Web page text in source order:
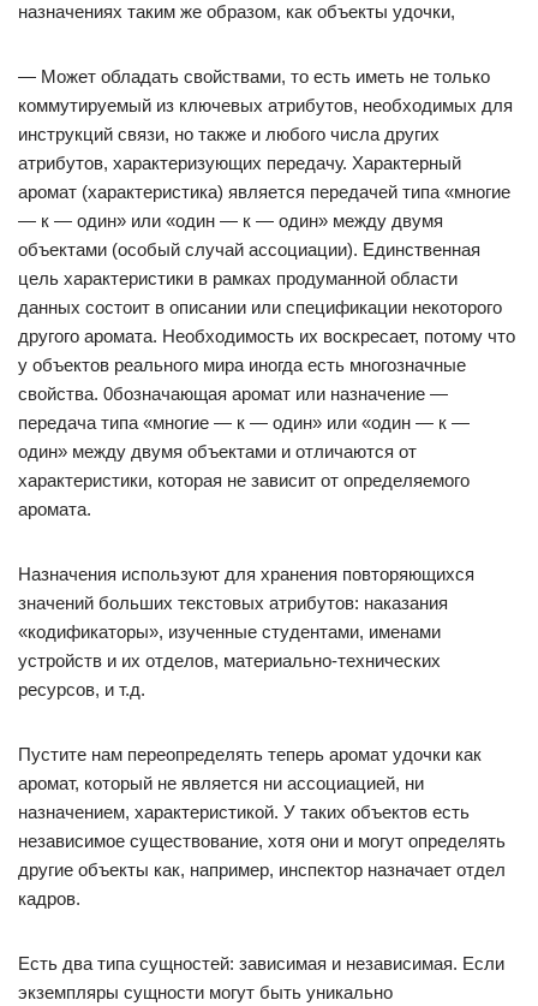
назначениях таким же образом, как объекты удочки,
— Может обладать свойствами, то есть иметь не только
коммутируемый из ключевых атрибутов, необходимых для
инструкций связи, но также и любого числа других
атрибутов, характеризующих передачу. Характерный
аромат (характеристика) является передачей типа «многие
— к — один» или «один — к — один» между двумя
объектами (особый случай ассоциации). Единственная
цель характеристики в рамках продуманной области
данных состоит в описании или спецификации некоторого
другого аромата. Необходимость их воскресает, потому что
у объектов реального мира иногда есть многозначные
свойства. 0бозначающая аромат или назначение —
передача типа «многие — к — один» или «один — к —
один» между двумя объектами и отличаются от
характеристики, которая не зависит от определяемого
аромата.
Назначения используют для хранения повторяющихся
значений больших текстовых атрибутов: наказания
«кодификаторы», изученные студентами, именами
устройств и их отделов, материально-технических
ресурсов, и т.д.
Пустите нам переопределять теперь аромат удочки как
аромат, который не является ни ассоциацией, ни
назначением, характеристикой. У таких объектов есть
независимое существование, хотя они и могут определять
другие объекты как, например, инспектор назначает отдел
кадров.
Есть два типа сущностей: зависимая и независимая. Если
экземпляры сущности могут быть уникально